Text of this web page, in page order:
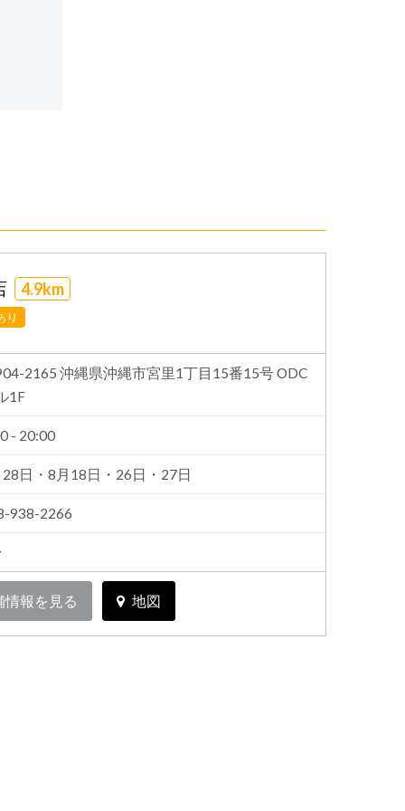
4.9km
り
2165 沖縄県沖縄市宮里1丁目15番15号 ODC
1F
- 20:00
日・8月18日・26日・27日
938-2266
情報を見る 地図